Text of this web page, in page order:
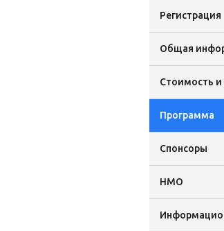
Регистрация
Общая
Стоимость и
Программа
Спонсоры
НМО